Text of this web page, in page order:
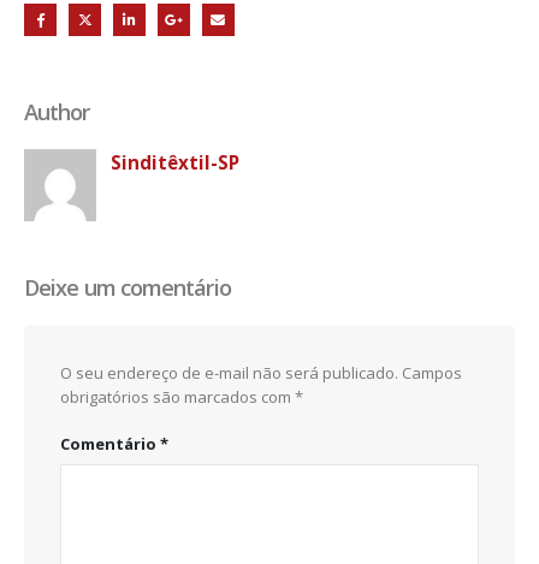
Author
Sinditêxtil-SP
Deixe um comentário
O seu endereço de e-mail não será publicado. Campos
obrigatórios são marcados com *
Comentário *